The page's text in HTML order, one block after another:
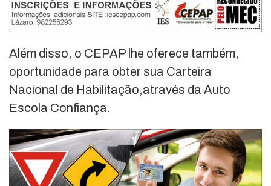
Além disso, o CEPAP lhe oferece também,
oportunidade para obter sua Carteira
Nacional de Habilitação,através da Auto
Escola Confiança.